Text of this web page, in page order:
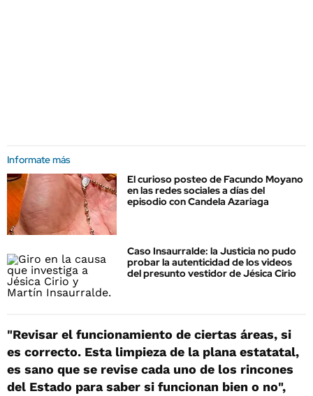
Informate más
El curioso posteo de Facundo Moyano
en las redes sociales a días del
episodio con Candela Azariaga
Caso Insaurralde: la Justicia no pudo
probar la autenticidad de los videos
del presunto vestidor de Jésica Cirio
"Revisar el funcionamiento de ciertas áreas, si
es correcto. Esta limpieza de la plana estatatal,
es sano que se revise cada uno de los rincones
del Estado para saber si funcionan bien o no",